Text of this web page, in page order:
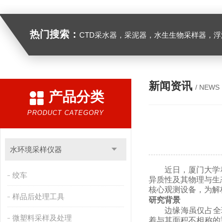
热门搜索： CTD采水器，采泥器，水生生物采样器，浮游生物多联采样网，海洋微塑料采样分析系统，浮游动物扫描分析系统，水下颗粒物和浮游动物图像原位采集系
产品分类
PRODUCT CATEGORY
水环境采样仪器
绞车
样品后处理工具
微塑料采样及处理
新闻资讯 / NEWS
近日，厦门大
异质性及其物理与
核心观测设备，为
研究背景
边缘海虽仅占
着与其面积不相称